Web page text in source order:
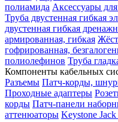
полиамида Аксессуары
Труба двустенная гибкая
двустенная гибкая
армированная, гибкая
гофрированная,
полиолефинов Труба
Компоненты кабельных
Разъемы Патч-корды,
Проходные адаптеры
корды Патч-панели
аттенюаторы Keystone